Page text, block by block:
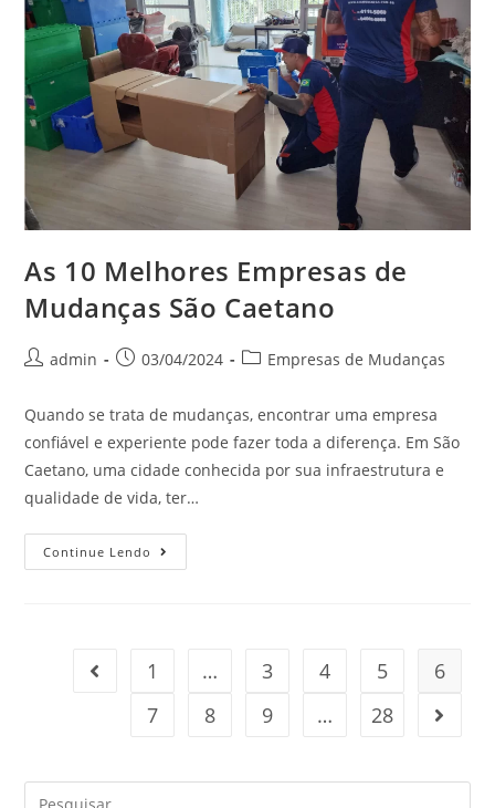
As 10 Melhores Empresas de
Mudanças São Caetano
admin 03/04/2024 Empresas de Mudanças
Quando se trata de mudanças, encontrar uma empresa
confiável e experiente pode fazer toda a diferença. Em São
Caetano, uma cidade conhecida por sua infraestrutura e
qualidade de vida, ter…
Continue Lendo
1 … 3 4 5
6
7
8 9 … 28